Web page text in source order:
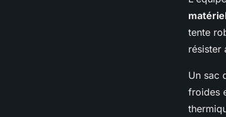
tente
résister
Un sac
froides